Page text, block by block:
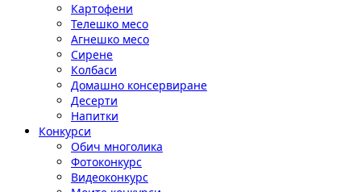
Картофени
Телешко месо
Агнешко месо
Сирене
Колбаси
Домашно консервиране
Десерти
Напитки
Конкурси
Обич многолика
Фотоконкурс
Видеоконкурс